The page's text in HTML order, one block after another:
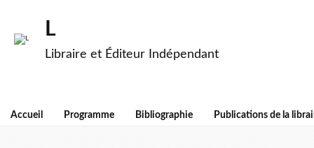
L
Libraire et Éditeur Indépendant
Accueil Programme Bibliographie Publications de la